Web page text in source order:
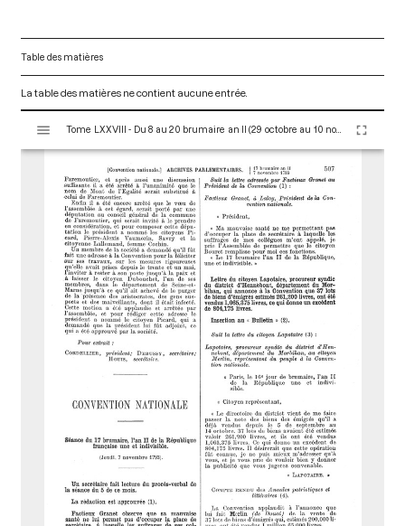
Table des matières
La table des matières ne contient aucune entrée.
s